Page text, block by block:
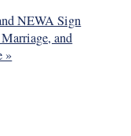
NEWA Sign
and
»